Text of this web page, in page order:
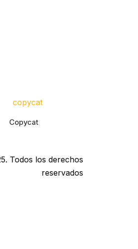
Copycat
Todos los derechos
reservados